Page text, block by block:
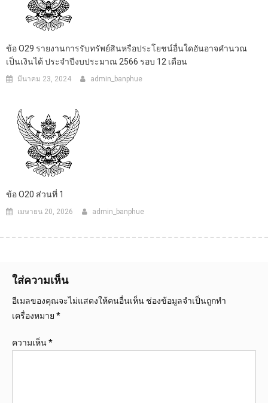
ข้อ O29 รายงานการรับทรัพย์สินหรือประโยชน์อื่นใดอันอาจคำนวณ
เป็นเงินได้ ประจำปีงบประมาณ 2566 รอบ 12 เดือน
มีนาคม 23, 2024 admin_banphue
ข้อ O20 ส่วนที่ 1
เมษายน 20, 2026 admin_banphue
ใส่ความเห็น
อีเมลของคุณจะไม่แสดงให้คนอื่นเห็น ช่องข้อมูลจำเป็นถูกทำ
เครื่องหมาย *
ความเห็น*